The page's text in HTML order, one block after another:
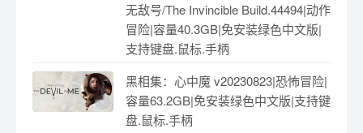
无敌号/The Invincible Build.44494|动作
冒险|容量40.3GB|免安装绿色中文版|
支持键盘.鼠标.手柄
黑相集：心中魔 v20230823|恐怖冒险|
容量63.2GB|免安装绿色中文版|支持键
盘.鼠标.手柄